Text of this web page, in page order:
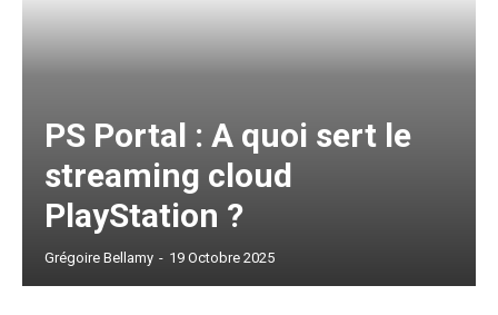
PS Portal : A quoi sert le
streaming cloud
PlayStation ?
Grégoire Bellamy - 19 Octobre 2025